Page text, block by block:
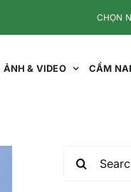
CHỌN
ẢNH & VIDEO CẨM
for: